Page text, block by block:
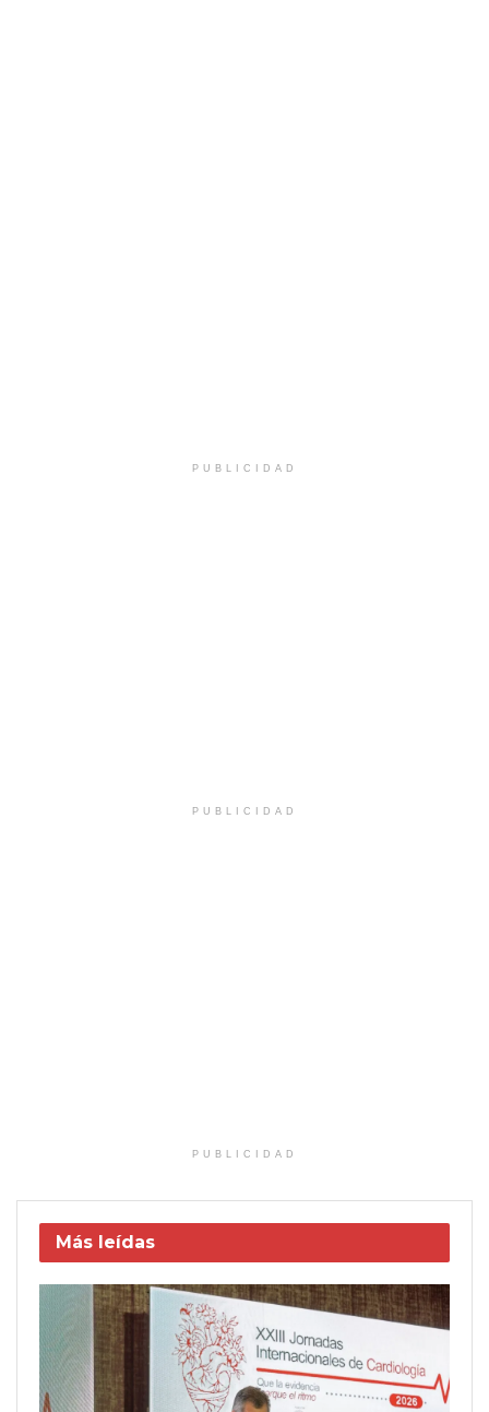
PUBLICIDAD
PUBLICIDAD
PUBLICIDAD
Más leídas